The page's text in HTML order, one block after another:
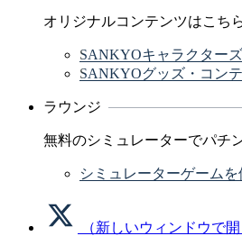
オリジナルコンテンツはこち
SANKYOキャラクター
SANKYOグッズ・コン
ラウンジ
無料のシミュレーターでパチ
シミュレーターゲームを
（新しいウィンドウで開